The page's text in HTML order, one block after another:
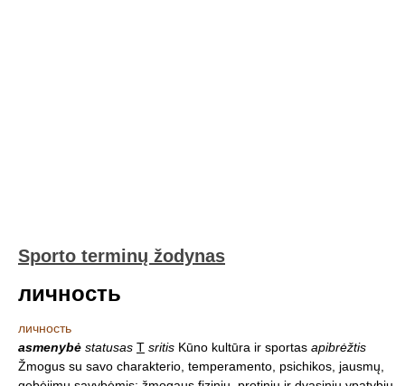
Sporto terminų žodynas
личность
личность
asmenybė statusas T sritis Kūno kultūra ir sportas apibrėžtis
Žmogus su savo charakterio, temperamento, psichikos, jausmų,